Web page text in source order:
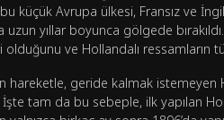
bu küçük Avrupa ülkesi, Fransız ve
yıllar boyunca gölgede
ve Hollandalı ressamların
hareketle, geride kalmak istemeyen
tam da bu sebeple, ilk yapılan